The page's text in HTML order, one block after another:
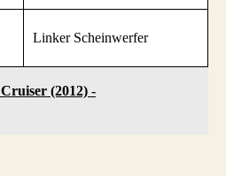
Linker Scheinwerfer
(2012) -